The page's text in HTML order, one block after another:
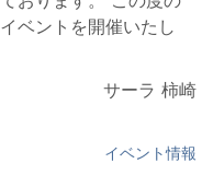
ベントを開催いたし
サーラ 柿崎
イベント情報